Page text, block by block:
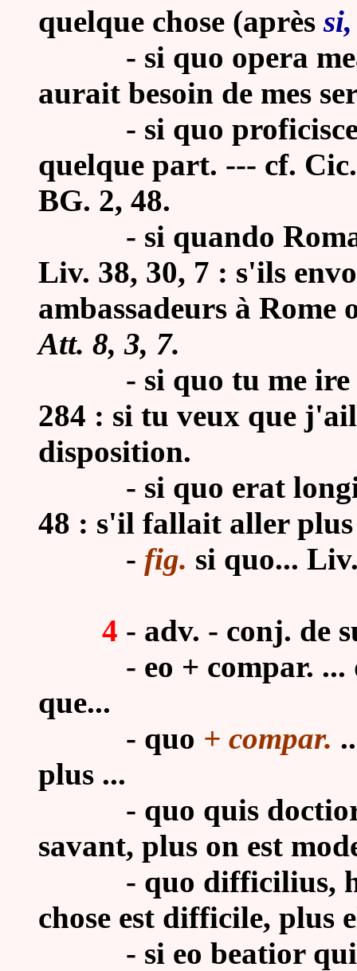
quelque chose (après
- si quo opera mea
aurait besoin de mes
- si quo
quelque part. --- cf.
BG. 2, 48.
- si quando
Liv. 38, 30, 7 : s'ils
ambassadeurs à
Att. 8, 3, 7.
- si quo tu me ire
284 : si tu veux que
disposition.
- si quo erat
48 : s'il fallait aller
- fig. si quo...
4 - adv. - conj. de
- eo + compar. ...
que...
- quo + compar.
plus ...
- quo quis doctior,
savant, plus on est
- quo difficilius,
chose est difficile, plus
- si eo beatior